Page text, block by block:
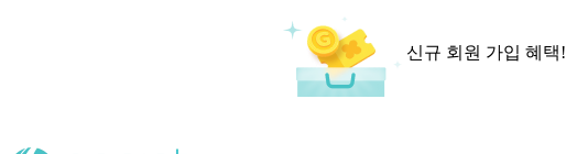
신규 회원 가입 혜택!